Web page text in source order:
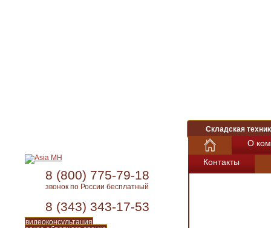
8 (800) 775-79-18
звонок по России бесплатный
8 (343) 343-17-53
видеоконсультация
О
Контакты
Складская